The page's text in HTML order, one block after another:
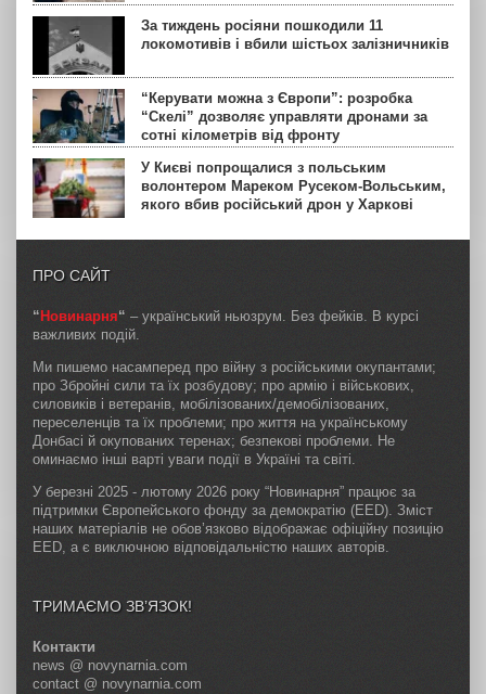
За тиждень росіяни пошкодили 11
локомотивів і вбили шістьох залізничників
“Керувати можна з Європи”: розробка
“Скелі” дозволяє управляти дронами за
сотні кілометрів від фронту
У Києві попрощалися з польським
волонтером Мареком Русеком-Вольським,
якого вбив російський дрон у Харкові
ПРО САЙТ
“ Новинарня“ – український ньюзрум. Без фейків. В курсі
важливих подій.
Ми пишемо насамперед про війну з російськими окупантами;
про Збройні сили та їх розбудову; про армію і військових,
силовиків і ветеранів, мобілізованих/демобілізованих,
переселенців та їх проблеми; про життя на українському
Донбасі й окупованих теренах; безпекові проблеми. Не
оминаємо інші варті уваги події в Україні та світі.
У березні 2025 - лютому 2026 року “Новинарня” працює за
підтримки Європейського фонду за демократію (EED). Зміст
наших матеріалів не обов’язково відображає офіційну позицію
EED, а є виключною відповідальністю наших авторів.
ТРИМАЄМО ЗВ’ЯЗОК!
Контакти
news @ novynarnia.com
contact @ novynarnia.com